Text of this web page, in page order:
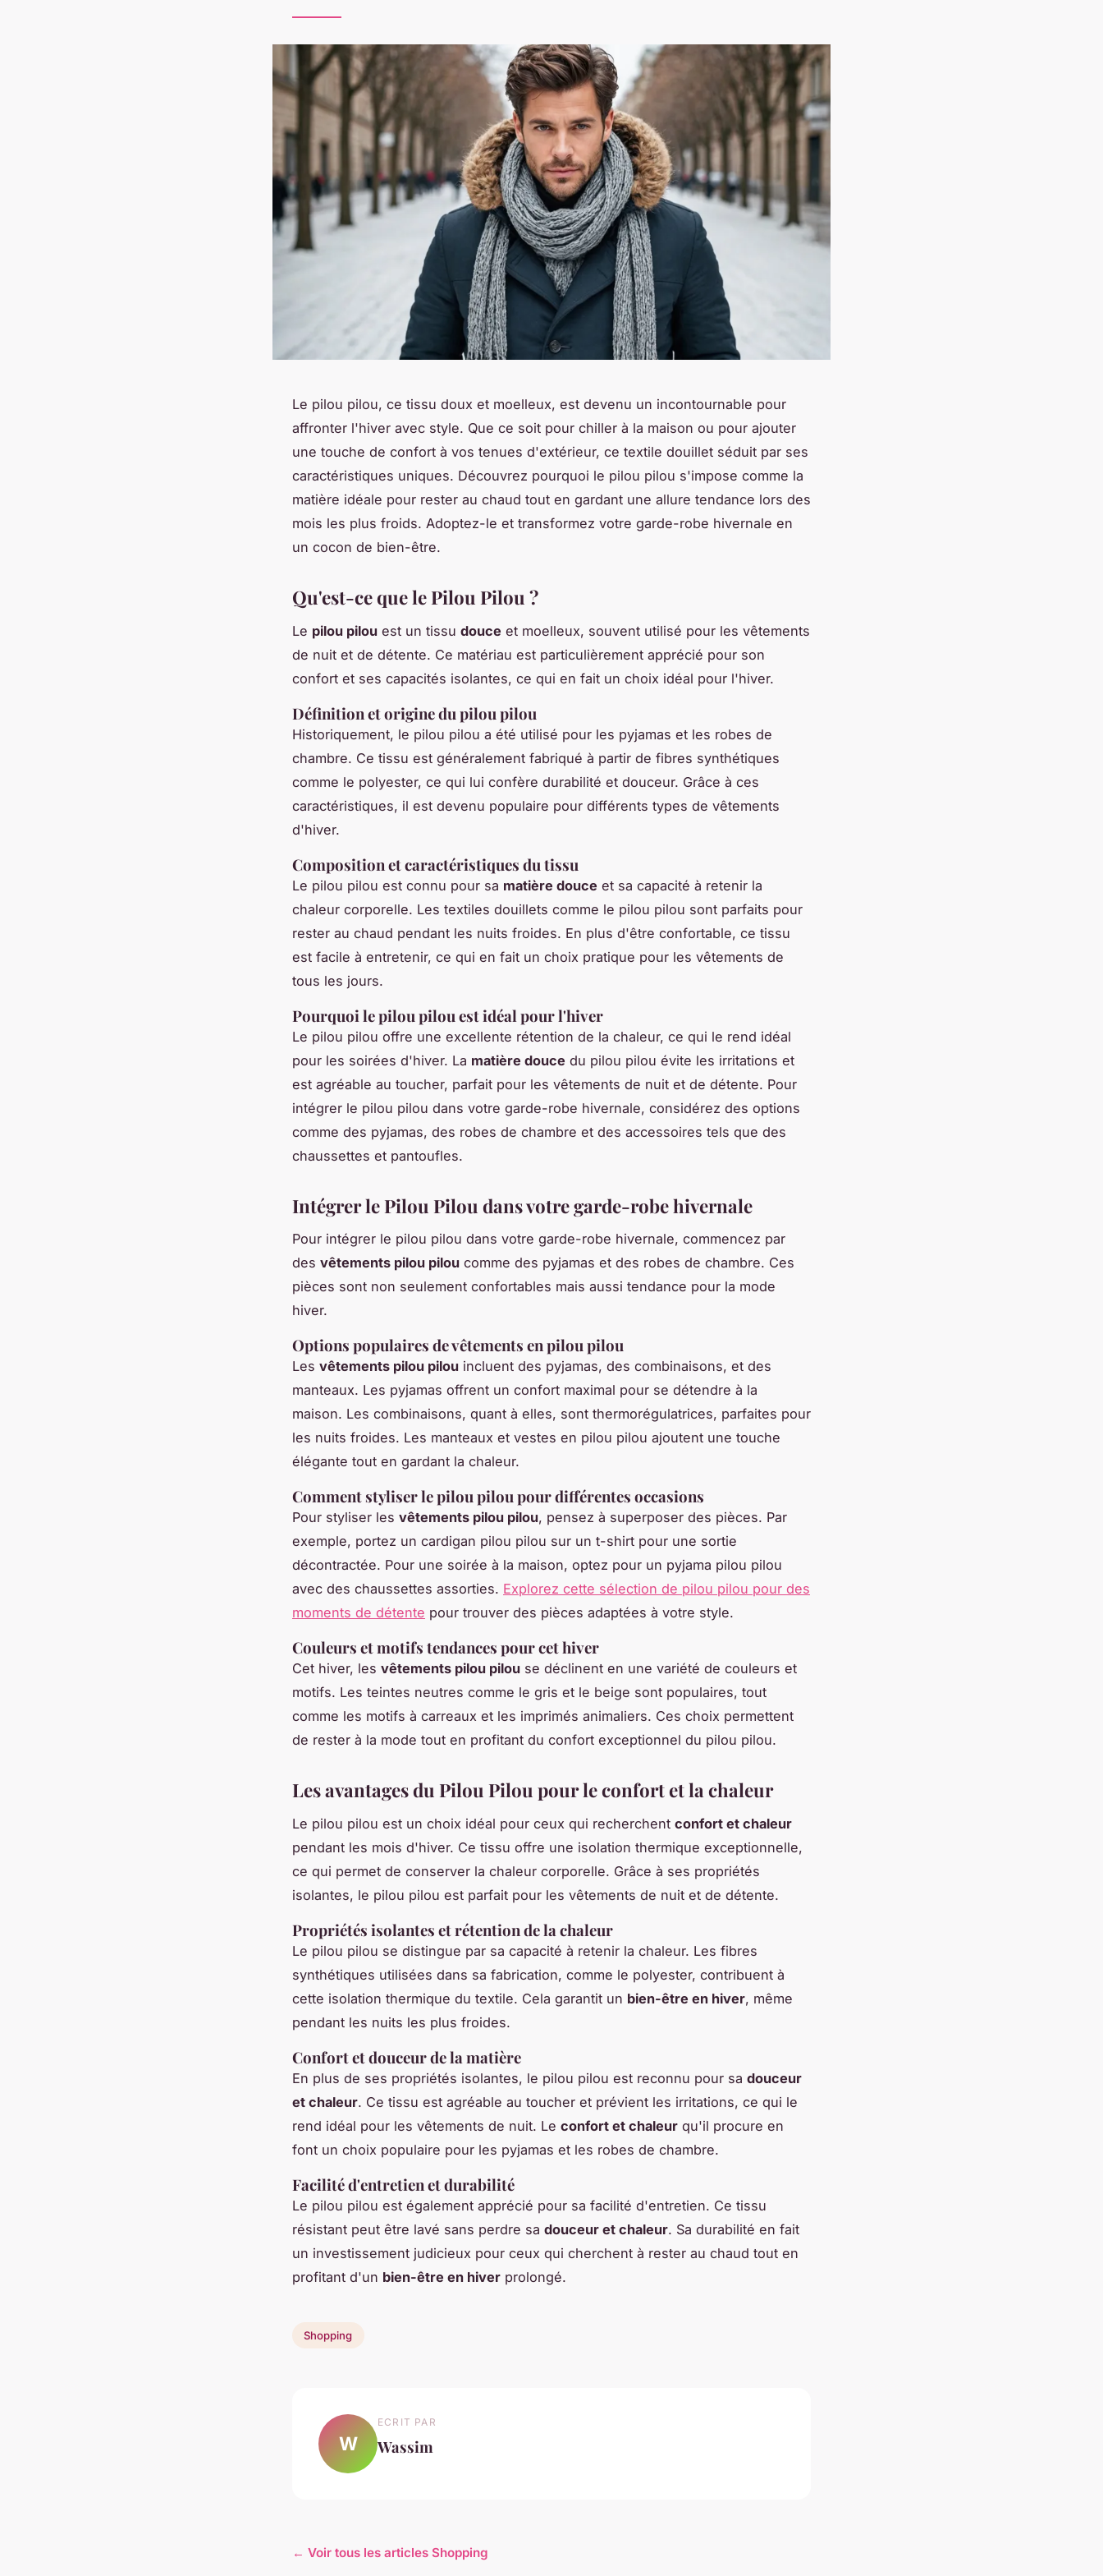
Le pilou pilou, ce tissu doux et moelleux, est devenu un incontournable pour
affronter l'hiver avec style. Que ce soit pour chiller à la maison ou pour ajouter
une touche de confort à vos tenues d'extérieur, ce textile douillet séduit par ses
caractéristiques uniques. Découvrez pourquoi le pilou pilou s'impose comme la
matière idéale pour rester au chaud tout en gardant une allure tendance lors des
mois les plus froids. Adoptez-le et transformez votre garde-robe hivernale en
un cocon de bien-être.
Qu'est-ce que le Pilou Pilou ?
Le pilou pilou est un tissu douce et moelleux, souvent utilisé pour les vêtements
de nuit et de détente. Ce matériau est particulièrement apprécié pour son
confort et ses capacités isolantes, ce qui en fait un choix idéal pour l'hiver.
Définition et origine du pilou pilou
Historiquement, le pilou pilou a été utilisé pour les pyjamas et les robes de
chambre. Ce tissu est généralement fabriqué à partir de fibres synthétiques
comme le polyester, ce qui lui confère durabilité et douceur. Grâce à ces
caractéristiques, il est devenu populaire pour différents types de vêtements
d'hiver.
Composition et caractéristiques du tissu
Le pilou pilou est connu pour sa matière douce et sa capacité à retenir la
chaleur corporelle. Les textiles douillets comme le pilou pilou sont parfaits pour
rester au chaud pendant les nuits froides. En plus d'être confortable, ce tissu
est facile à entretenir, ce qui en fait un choix pratique pour les vêtements de
tous les jours.
Pourquoi le pilou pilou est idéal pour l'hiver
Le pilou pilou offre une excellente rétention de la chaleur, ce qui le rend idéal
pour les soirées d'hiver. La matière douce du pilou pilou évite les irritations et
est agréable au toucher, parfait pour les vêtements de nuit et de détente. Pour
intégrer le pilou pilou dans votre garde-robe hivernale, considérez des options
comme des pyjamas, des robes de chambre et des accessoires tels que des
chaussettes et pantoufles.
Intégrer le Pilou Pilou dans votre garde-robe hivernale
Pour intégrer le pilou pilou dans votre garde-robe hivernale, commencez par
des vêtements pilou pilou comme des pyjamas et des robes de chambre. Ces
pièces sont non seulement confortables mais aussi tendance pour la mode
hiver.
Options populaires de vêtements en pilou pilou
Les vêtements pilou pilou incluent des pyjamas, des combinaisons, et des
manteaux. Les pyjamas offrent un confort maximal pour se détendre à la
maison. Les combinaisons, quant à elles, sont thermorégulatrices, parfaites pour
les nuits froides. Les manteaux et vestes en pilou pilou ajoutent une touche
élégante tout en gardant la chaleur.
Comment styliser le pilou pilou pour différentes occasions
Pour styliser les vêtements pilou pilou, pensez à superposer des pièces. Par
exemple, portez un cardigan pilou pilou sur un t-shirt pour une sortie
décontractée. Pour une soirée à la maison, optez pour un pyjama pilou pilou
avec des chaussettes assorties. Explorez cette sélection de pilou pilou pour des
moments de détente pour trouver des pièces adaptées à votre style.
Couleurs et motifs tendances pour cet hiver
Cet hiver, les vêtements pilou pilou se déclinent en une variété de couleurs et
motifs. Les teintes neutres comme le gris et le beige sont populaires, tout
comme les motifs à carreaux et les imprimés animaliers. Ces choix permettent
de rester à la mode tout en profitant du confort exceptionnel du pilou pilou.
Les avantages du Pilou Pilou pour le confort et la chaleur
Le pilou pilou est un choix idéal pour ceux qui recherchent confort et chaleur
pendant les mois d'hiver. Ce tissu offre une isolation thermique exceptionnelle,
ce qui permet de conserver la chaleur corporelle. Grâce à ses propriétés
isolantes, le pilou pilou est parfait pour les vêtements de nuit et de détente.
Propriétés isolantes et rétention de la chaleur
Le pilou pilou se distingue par sa capacité à retenir la chaleur. Les fibres
synthétiques utilisées dans sa fabrication, comme le polyester, contribuent à
cette isolation thermique du textile. Cela garantit un bien-être en hiver, même
pendant les nuits les plus froides.
Confort et douceur de la matière
En plus de ses propriétés isolantes, le pilou pilou est reconnu pour sa douceur
et chaleur. Ce tissu est agréable au toucher et prévient les irritations, ce qui le
rend idéal pour les vêtements de nuit. Le confort et chaleur qu'il procure en
font un choix populaire pour les pyjamas et les robes de chambre.
Facilité d'entretien et durabilité
Le pilou pilou est également apprécié pour sa facilité d'entretien. Ce tissu
résistant peut être lavé sans perdre sa douceur et chaleur. Sa durabilité en fait
un investissement judicieux pour ceux qui cherchent à rester au chaud tout en
profitant d'un bien-être en hiver prolongé.
Shopping
W
ECRIT PAR
Wassim
← Voir tous les articles Shopping